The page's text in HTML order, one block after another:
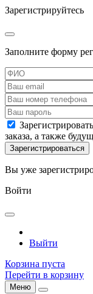
Зарегистрируйтесь
Заполните форму
заказа, а также
Вы уже
Войти
Выйти
Корзина пуста
Перейти в корзину
Меню